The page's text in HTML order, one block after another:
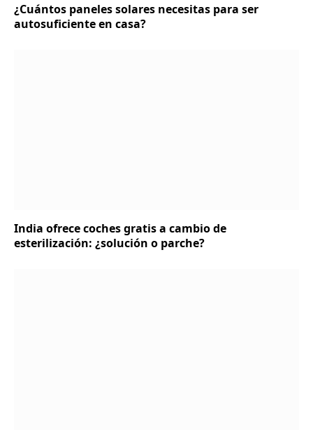
¿Cuántos paneles solares necesitas para ser
autosuficiente en casa?
India ofrece coches gratis a cambio de
esterilización: ¿solución o parche?